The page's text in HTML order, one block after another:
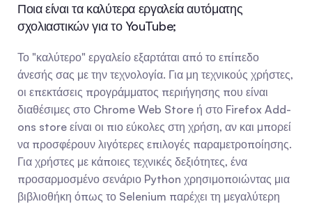
Ποια είναι τα καλύτερα εργαλεία αυτόματης
σχολιαστικών για το YouTube;
Το "καλύτερο" εργαλείο εξαρτάται από το επίπεδο
άνεσής σας με την τεχνολογία. Για μη τεχνικούς χρήστες,
οι επεκτάσεις προγράμματος περιήγησης που είναι
διαθέσιμες στο Chrome Web Store ή στο Firefox Add-
ons store είναι οι πιο εύκολες στη χρήση, αν και μπορεί
να προσφέρουν λιγότερες επιλογές παραμετροποίησης.
Για χρήστες με κάποιες τεχνικές δεξιότητες, ένα
προσαρμοσμένο σενάριο Python χρησιμοποιώντας μια
βιβλιοθήκη όπως το Selenium παρέχει τη μεγαλύτερη